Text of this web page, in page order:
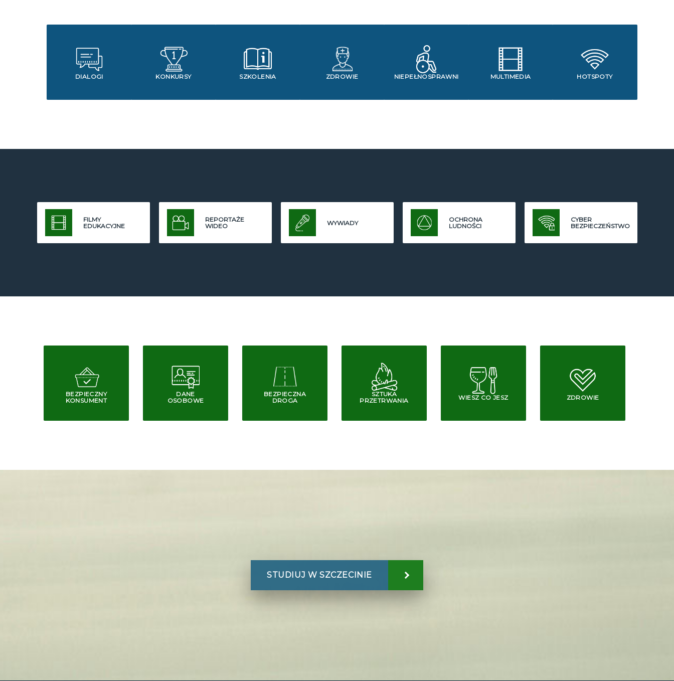
DIALOGI KONKURSY SZKOLENIA ZDROWIE NIEPEŁNOSPRAWNI MULTIMEDIA HOTSPOTY
FILMY
EDUKACYJNE
REPORTAŻE
WIDEO
WYWIADY
OCHRONA
LUDNOŚCI
CYBER
BEZPIECZEŃSTWO
BEZPIECZNY
KONSUMENT
DANE
OSOBOWE
BEZPIECZNA
DROGA
SZTUKA
PRZETRWANIA
WIESZ CO JESZ ZDROWIE
STUDIUJ W SZCZECINIE